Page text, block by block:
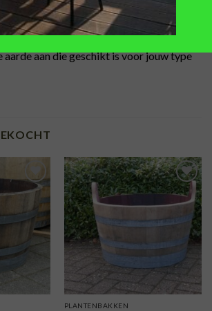
10 cm hydrokorrels.
waterdoorlatend anti-worteldoek.
aarde aan die geschikt is voor jouw type
TOEVOEGEN
AAN
VERLANGLIJST
PLANTENBAKKEN